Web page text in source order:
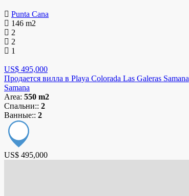
Punta Cana
146 m2
2
2
1
US$ 495,000
Продается вилла в Playa Colorada Las Galeras Samana
Samana
Area: 550 m2
Спальни:: 2
Ванные:: 2
US$ 495,000